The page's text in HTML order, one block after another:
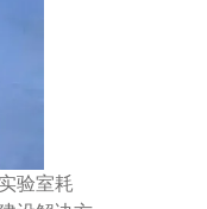
验室耗